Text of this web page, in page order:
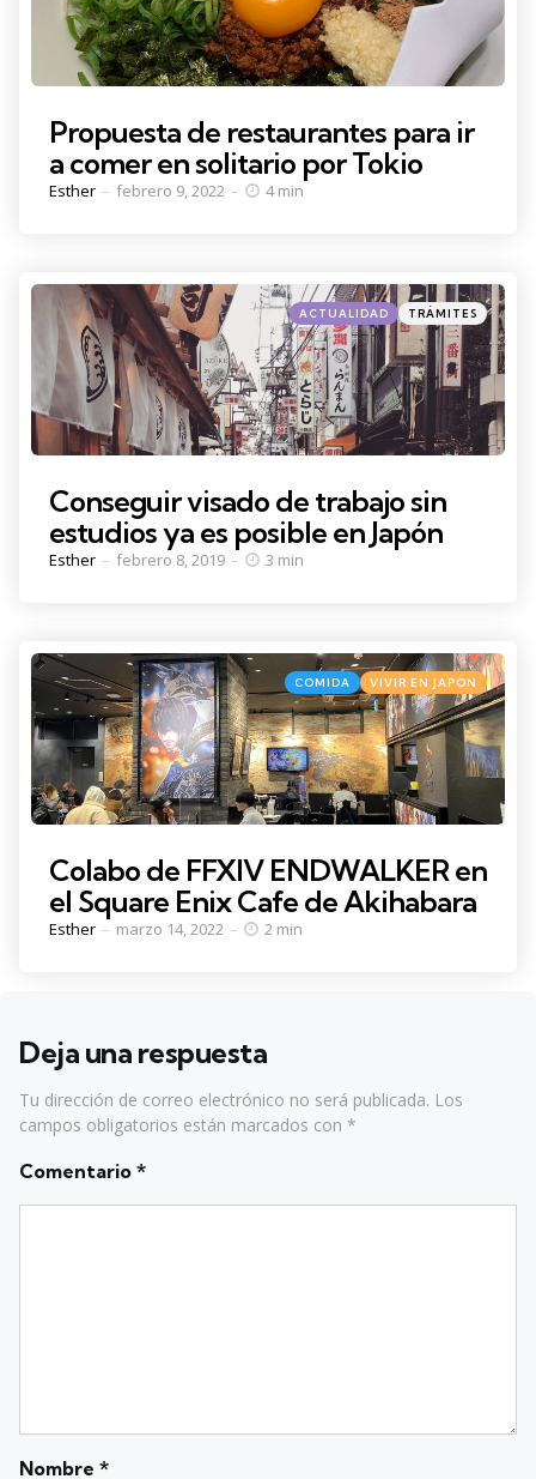
Propuesta de restaurantes para ir
a comer en solitario por Tokio
Posted
Esther febrero 9, 2022 4 min
Categories
Posted
in
ACTUALIDAD TRÁMITES
Conseguir visado de trabajo sin
estudios ya es posible en Japón
Posted
Esther febrero 8, 2019 3 min
Categories
Posted
in
COMIDA VIVIR EN JAPÓN
Colabo de FFXIV ENDWALKER en
el Square Enix Cafe de Akihabara
Posted
Esther marzo 14, 2022 2 min
Deja una respuesta
Tu dirección de correo electrónico no será publicada. Los
campos obligatorios están marcados con *
Comentario *
Nombre *